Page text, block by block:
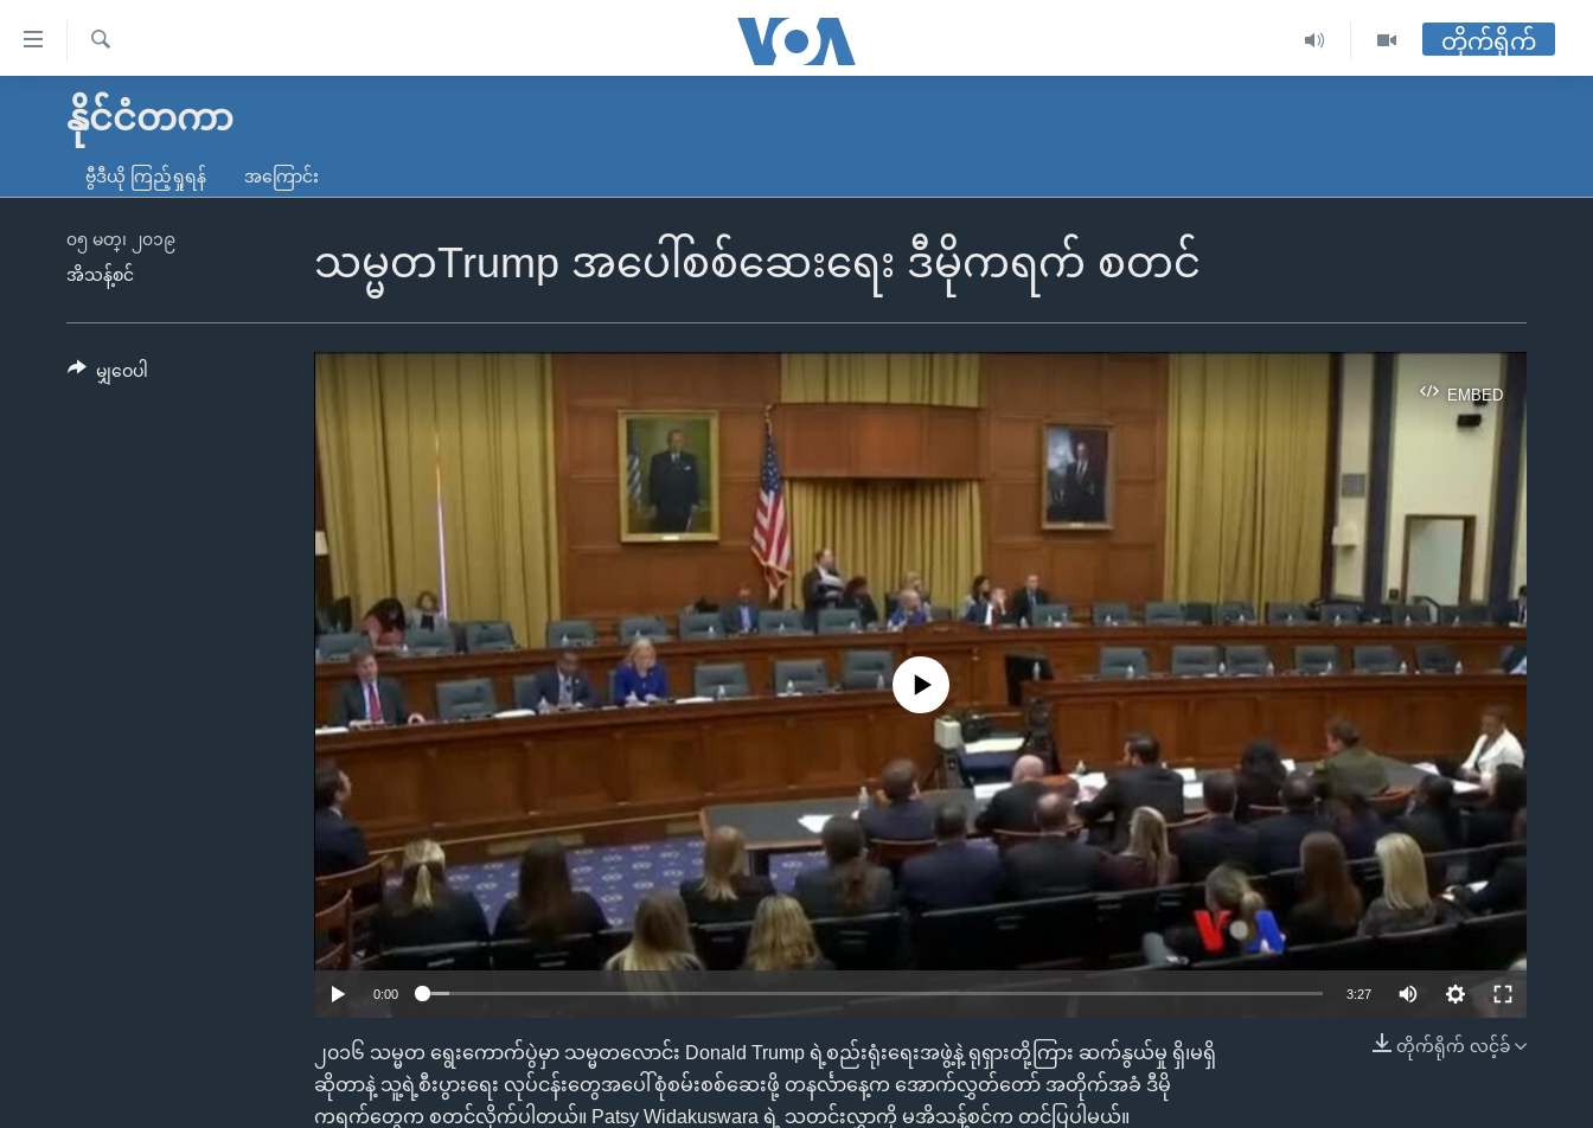
လွယ်ကူ
သည့်
မူလစာမျက်နှာ
ကမ္ဘာ့သတင်းများ
နိုင်ငံတကာ
အမေရိကန်
တရုတ်
အစ္စရေး-ပါလက်စတိုင်း
သတင်းလွတ်လပ်ခွင့်
ရပ်ဝန်းတခု လမ်းတခု အလွန်
အင်္ဂလိပ်စာလေ့လာမယ်
ရှာဖွေ
ရ
လာ
တိုက်ရိုက်
နိုင်ငံတကာ
ဗွီဒီယို ကြည့်ရှုရန် အကြောင်း
သမ္မတTrump အပေါ်စစ်ဆေးရေး ဒီမိုကရက် စတင်
၀၅ မတ္၊ ၂၀၁၉
အိသန့်စင်
EMBED
EMBED
No media source currently available
0:00 3:27
တိုက်ရိုက် လင့်ခ်
၂၀၁၆ သမ္မတ ရွေးကောက်ပွဲမှာ သမ္မတလောင်း Donald Trump ရဲ့စည်းရုံးရေးအဖွဲ့နဲ့ ရုရှားတို့ကြား ဆက်နွယ်မှု ရှိ၊မရှိ
ဆိုတာနဲ့ သူ့ရဲ့စီးပွားရေး လုပ်ငန်းတွေအပေါ်စုံစမ်းစစ်ဆေးဖို့ တနင်္လာနေ့က အောက်လွှတ်တော် အတိုက်အခံ ဒီမို
ကရက်တွေက စတင်လိုက်ပါတယ်။ Patsy Widakuswara ရဲ့ သတင်းလွှာကို မအိသန့်စင်က တင်ပြပါမယ်။
မျှဝေပါ